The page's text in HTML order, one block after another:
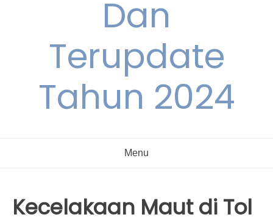
Dan
Terupdate
Tahun 2024
Menu
Kecelakaan Maut di Tol